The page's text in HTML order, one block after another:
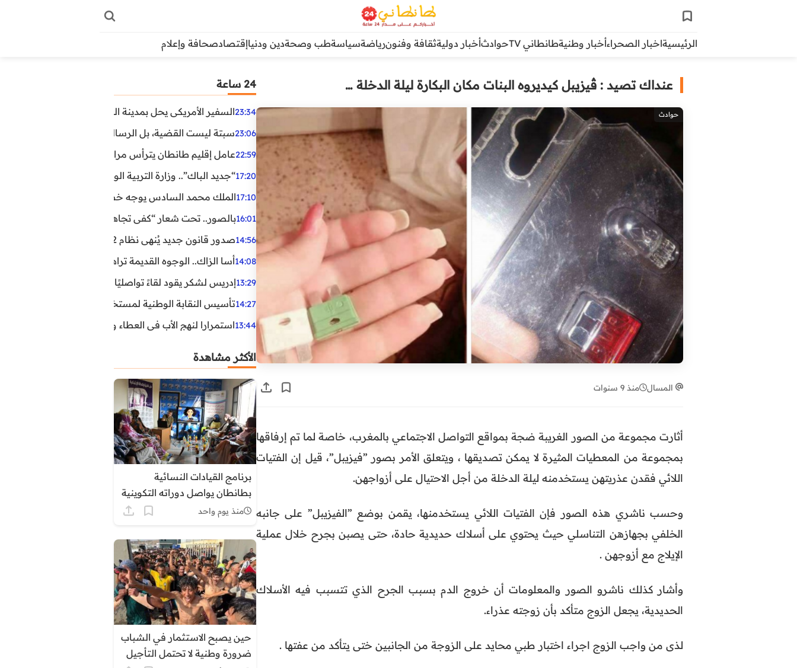
الرئيسيةاخبار الصحراءأخبار وطنيةطانطاني TV حوادثأخبار دوليةثقافة وفنونرياضةسياسةطب وصحةدين ودنياإقتصادصحافة وإعلام
عنداك تصيد : ڤيزيبل كيديروه البنات مكان البكارة ليلة الدخلة …
حوادث
المسال منذ 9 سنوات
أثارت مجموعة من الصور الغريبة ضجة بمواقع التواصل الاجتماعي بالمغرب، خاصة لما تم إرفاقها
بمجموعة من المعطيات المثيرة لا يمكن تصديقها ، ويتعلق الأمر بصور ”فيزيبل”، قيل إن الفتيات
اللائي فقدن عذريتهن يستخدمنه ليلة الدخلة من أجل الاحتيال على أزواجهن.
وحسب ناشري هذه الصور فإن الفتيات اللائي يستخدمنها، يقمن بوضع ”الفيزيبل” على جانبه
الخلفي بجهازهن التناسلي حيث يحتوي على أسلاك حديدية حادة، حتى يصبن بجرح خلال عملية
الإيلاج مع أزوجهن .
وأشار كذلك ناشرو الصور والمعلومات أن خروج الدم بسبب الجرح الذي تتسبب فيه الأسلاك
الحديدية، يجعل الزوج متأكد بأن زوجته عذراء.
لذى من واجب الزوج اجراء اختبار طبي محايد على الزوجة من الجانبين ختى يتأكد من عفتها .
24 ساعة
23:34السفير الأمريكي يحل بمدينة العيون في أول زيارة رسمية
23:06سبتة ليست القضية، بل الرسالة التي حملها البحر!
22:59عامل إقليم طانطان يترأس مراسيم الإنصات للخطاب
17:20“جديد الباك”.. وزارة التربية الوطنية تعتمد مستجدات
17:10الملك محمد السادس يوجه خطابا ساميا إلى الأمة بمناسبة الذكرى الـ27
16:01بالصور.. تحت شعار “كفى تجاهلا”.. وقفة احتجاجية بكلميم
14:56صدور قانون جديد يُنهي نظام 12 ساعة.. أعوان الحراسة الخاصة يستفيدون من المدة القانونية للشغل
14:08أسا الزاك.. الوجوه القديمة تراهن على الخبرة والجديدة
13:29إدريس لشكر يقود لقاءً تواصليًا مع مناضلي الاتحاد
14:27تأسيس النقابة الوطنية لمستخدمي الوكالة الوطنية
13:44استمرارا لنهج الأب في العطاء وخدمة المجتمع، يواصل ابن
الأكثر مشاهدة
برنامج القيادات النسائية
بطانطان يواصل دوراته التكوينية
حول التنظيم الترابي وأدوار
منذ يوم واحد
حين يصبح الاستثمار في الشباب
ضرورة وطنية لا تحتمل التأجيل